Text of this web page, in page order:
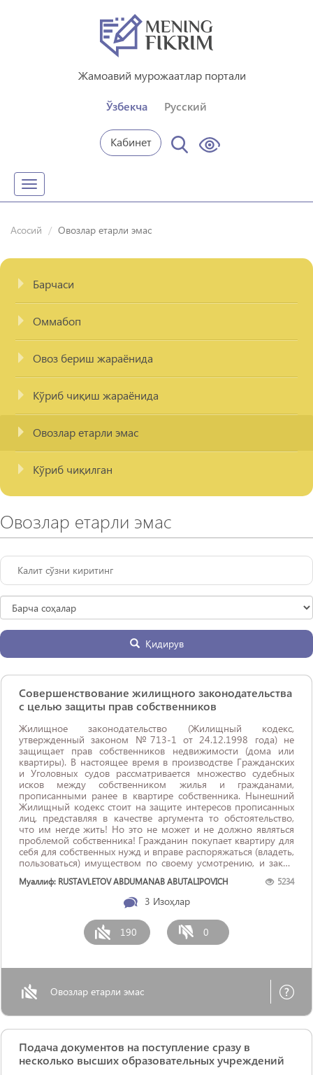
Жамоавий мурожаатлар портали
Ўзбекча Русский
Кабинет
Toggle
navigation
Асосий Овозлар етарли эмас
Барчаси
Оммабоп
Овоз бериш жараёнида
Кўриб чиқиш жараёнида
Овозлар етарли эмас
Кўриб чиқилган
Овозлар етарли эмас
Қидирув
Совершенствование жилищного законодательства
с целью защиты прав собственников
Жилищное законодательство (Жилищный кодекс,
утвержденный законом №713-1 от 24.12.1998 года) не
защищает прав собственников недвижимости (дома или
квартиры). В настоящее время в производстве Гражданских
и Уголовных судов рассматривается множество судебных
исков между собственником жилья и гражданами,
прописанными ранее в квартире собственника. Нынешний
Жилищный кодекс стоит на защите интересов прописанных
лиц, представляя в качестве аргумента то обстоятельство,
что им негде жить! Но это не может и не должно являться
проблемой собственника! Гражданин покупает квартиру для
себя для собственных нужд и вправе распоряжаться (владеть,
пользоваться) имуществом по своему усмотрению, и закон
Муаллиф: RUSTAVLETOV ABDUMANAB ABUTALIPOVICH 5234
3 Изоҳлар
190 0
Овозлар етарли эмас
Подача документов на поступление сразу в
несколько высших образовательных учреждений